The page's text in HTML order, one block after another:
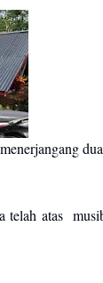
telah atas